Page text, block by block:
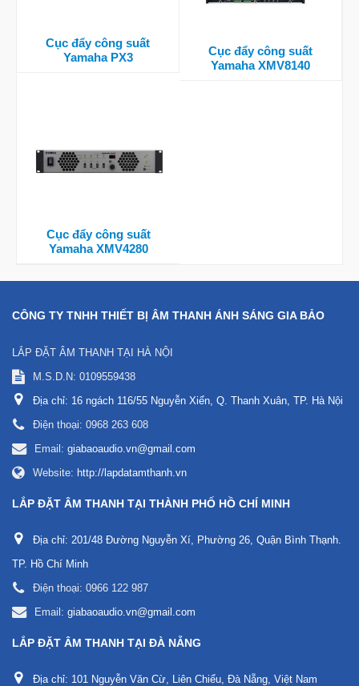
Cục đẩy công suất
Yamaha PX3
Cục đẩy công suất
Yamaha XMV8140
Cục đẩy công suất
Yamaha XMV4280
CÔNG TY TNHH THIẾT BỊ ÂM THANH ÁNH SÁNG GIA BẢO
LẮP ĐẶT ÂM THANH TẠI HÀ NỘI
M.S.D.N: 0109559438
Địa chỉ: 16 ngách 116/55 Nguyễn Xiển, Q. Thanh Xuân, TP. Hà Nội
Điện thoại: 0968 263 608
Email: giabaoaudio.vn@gmail.com
Website: http://lapdatamthanh.vn
LẮP ĐẶT ÂM THANH TẠI THÀNH PHỐ HỒ CHÍ MINH
Địa chỉ: 201/48 Đường Nguyễn Xí, Phường 26, Quận Bình Thạnh.
TP. Hồ Chí Minh
Điện thoại: 0966 122 987
Email: giabaoaudio.vn@gmail.com
LẮP ĐẶT ÂM THANH TẠI ĐÀ NẴNG
Địa chỉ: 101 Nguyễn Văn Cừ, Liên Chiểu, Đà Nẵng, Việt Nam